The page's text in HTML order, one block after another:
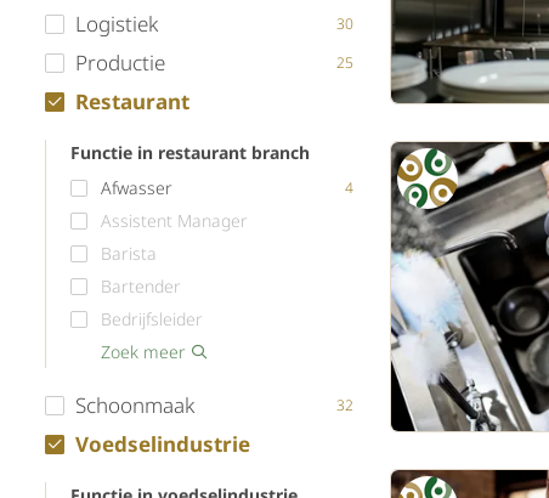
Logistiek 30
Productie 25
Restaurant
Functie in restaurant branch
Afwasser
4
Assistent Manager
Barista
Bartender
Bedrijfsleider
Bediening
Bezorger
Cateringmedewerker
Chef de Partie
Chef Kok
Demi Chef de Partie
Gastheer / Gastvrouw
Keukenassistent
Leerling Kok
Mise-en-place medewerker
Patissier / Desert Kok
Runner
Schoonmaker
Sous Chef
Zoek meer
Schoonmaak 32
Voedselindustrie